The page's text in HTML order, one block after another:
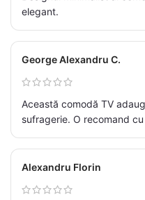
elegant.
George Alexandru C.
Această comodă TV
sufragerie. O recomand
Alexandru Florin